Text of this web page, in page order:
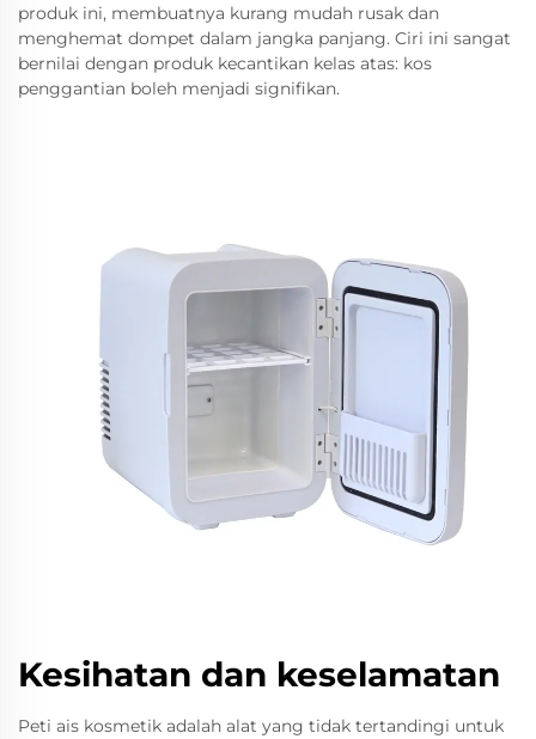
produk ini, membuatnya kurang mudah rusak dan
menghemat dompet dalam jangka panjang. Ciri ini sangat
bernilai dengan produk kecantikan kelas atas: kos
penggantian boleh menjadi signifikan.
Kesihatan dan keselamatan
Peti ais kosmetik adalah alat yang tidak tertandingi untuk